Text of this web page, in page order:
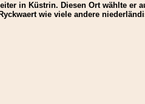
in Küstrin. Diesen Ort wählte er
wie viele andere